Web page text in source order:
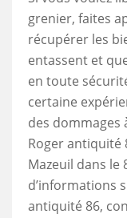
grenier, faites
récupérer les
entassent et
en toute
certaine
des dommages
Roger antiquité
Mazeuil dans le
d’informations
antiquité 86,